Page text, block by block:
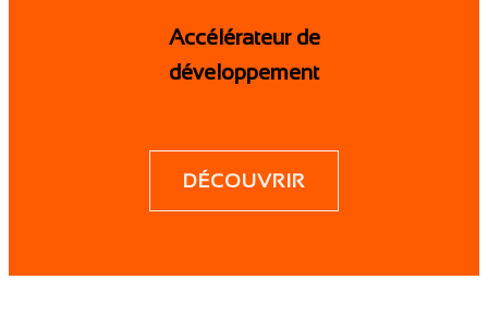
Accélérateur de
développement
DÉCOUVRIR